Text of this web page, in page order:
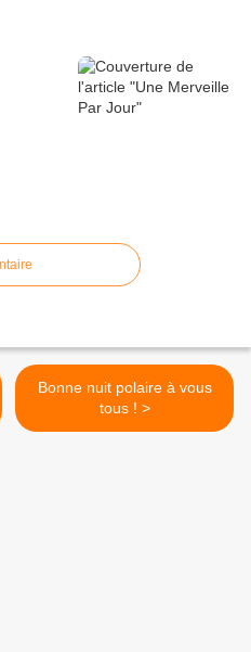
Bonne nuit polaire à vous
tous ! >